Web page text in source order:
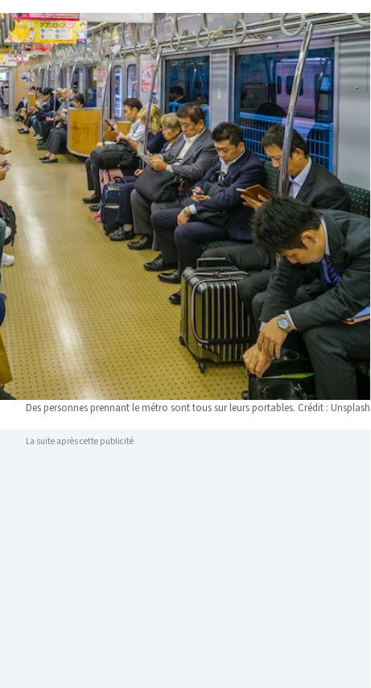
Des personnes prennant le métro sont tous sur leurs portables. Crédit : Unsplash
La suite après cette publicité